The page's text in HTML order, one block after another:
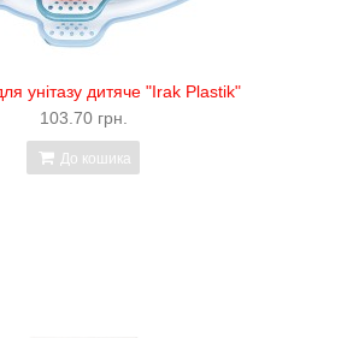
унітазу дитяче "Irak Plastik"
103.70 грн.
До кошика